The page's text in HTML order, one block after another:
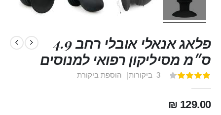
פלאג אנאלי אובלי רחב 4.9
ס״מ מסיליקון רפואי למנוסים
דירוג:
3 ביקורות הוספת ביקורת
129.00 ₪